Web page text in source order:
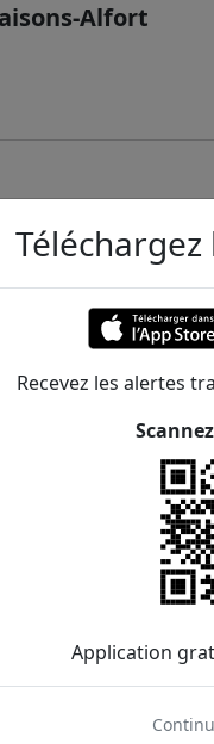
Alfort
situées à
Recevez les alertes
Application